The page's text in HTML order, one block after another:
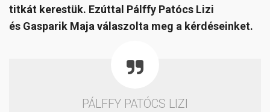
titkát kerestük. Ezúttal Pálffy Patócs Lizi
és Gasparik Maja válaszolta meg a kérdéseinket.
PÁLFFY PATÓCS LIZI